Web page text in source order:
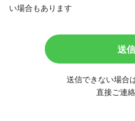
い場合もあります
送信できない場合
直接ご連